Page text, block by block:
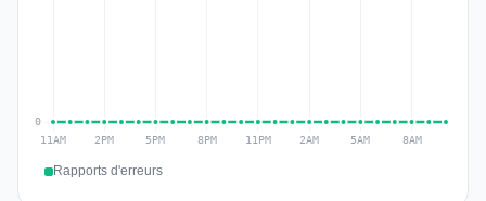
Rapports d'erreurs